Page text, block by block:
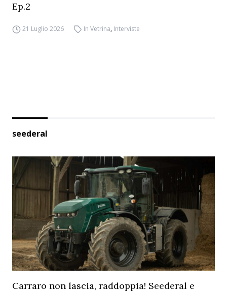
Ep.2
21 Luglio 2026 In Vetrina, Interviste
seederal
Carraro non lascia, raddoppia! Seederal e